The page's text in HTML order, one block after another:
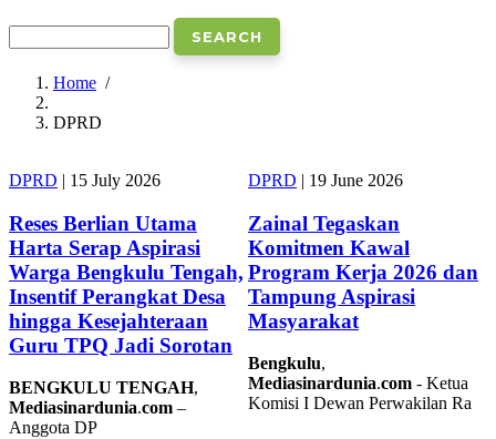
Breadcrumb
Home /
DPRD
DPRD | 15 July 2026
Reses Berlian Utama
Harta Serap Aspirasi
Warga Bengkulu Tengah,
Insentif Perangkat Desa
hingga Kesejahteraan
Guru TPQ Jadi Sorotan
BENGKULU TENGAH,
Mediasinardunia.com –
Anggota DP
DPRD | 19 June 2026
Zainal Tegaskan
Komitmen Kawal
Program Kerja 2026 dan
Tampung Aspirasi
Masyarakat
Bengkulu,
Mediasinardunia.com - Ketua
Komisi I Dewan Perwakilan Ra